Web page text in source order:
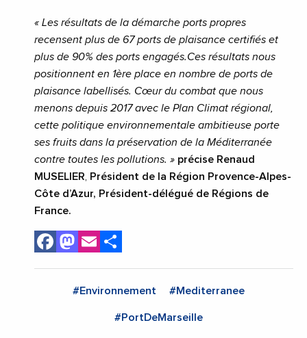
« Les résultats de la démarche ports propres
recensent plus de 67 ports de plaisance certifiés et
plus de 90% des ports engagés.Ces résultats nous
positionnent en 1ère place en nombre de ports de
plaisance labellisés. Cœur du combat que nous
menons depuis 2017 avec le Plan Climat régional,
cette politique environnementale ambitieuse porte
ses fruits dans la préservation de la Méditerranée
contre toutes les pollutions. » précise Renaud
MUSELIER
Président de la Région Provence-Alpes-
Côte d’Azur, Président-délégué de Régions de
France.
Facebook
Mastodon
Email
#Environnement #Mediterranee
#PortDeMarseille